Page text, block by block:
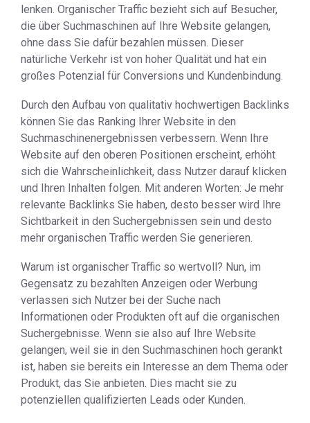
lenken. Organischer Traffic bezieht sich auf Besucher,
die über Suchmaschinen auf Ihre Website gelangen,
ohne dass Sie dafür bezahlen müssen. Dieser
natürliche Verkehr ist von hoher Qualität und hat ein
großes Potenzial für Conversions und Kundenbindung.
Durch den Aufbau von qualitativ hochwertigen Backlinks
können Sie das Ranking Ihrer Website in den
Suchmaschinenergebnissen verbessern. Wenn Ihre
Website auf den oberen Positionen erscheint, erhöht
sich die Wahrscheinlichkeit, dass Nutzer darauf klicken
und Ihren Inhalten folgen. Mit anderen Worten: Je mehr
relevante Backlinks Sie haben, desto besser wird Ihre
Sichtbarkeit in den Suchergebnissen sein und desto
mehr organischen Traffic werden Sie generieren.
Warum ist organischer Traffic so wertvoll? Nun, im
Gegensatz zu bezahlten Anzeigen oder Werbung
verlassen sich Nutzer bei der Suche nach
Informationen oder Produkten oft auf die organischen
Suchergebnisse. Wenn sie also auf Ihre Website
gelangen, weil sie in den Suchmaschinen hoch gerankt
ist, haben sie bereits ein Interesse an dem Thema oder
Produkt, das Sie anbieten. Dies macht sie zu
potenziellen qualifizierten Leads oder Kunden.